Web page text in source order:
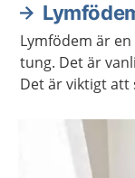
Lymfödem är
tung. Det är
Det är viktigt att